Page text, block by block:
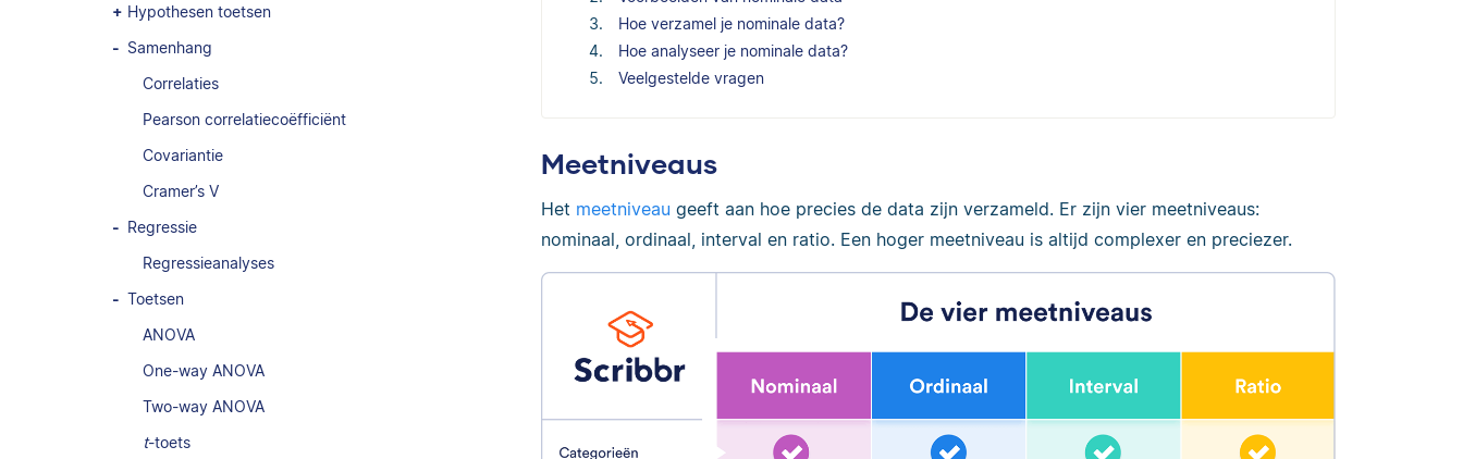
Hypothesen toetsen
Samenhang
Correlaties
Pearson correlatiecoëfficiënt
Covariantie
Cramer’s V
Regressie
Regressieanalyses
Toetsen
ANOVA
One-way ANOVA
Two-way ANOVA
t-toets
Hoe verzamel je nominale data?
Hoe analyseer je nominale data?
Veelgestelde vragen
Meetniveaus
Het meetniveau geeft aan hoe precies de data zijn verzameld. Er zijn vier meetniveaus:
nominaal, ordinaal, interval en ratio. Een hoger meetniveau is altijd complexer en preciezer.